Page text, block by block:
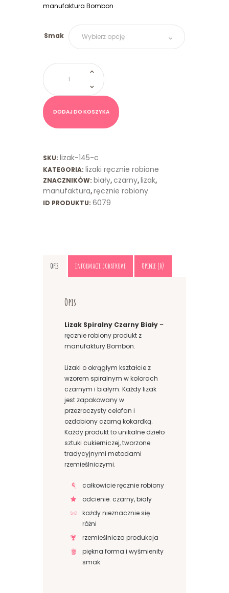
manufaktura Bombon
Smak
ilość
Lizak
Spiralny
Czarny
Biały
DODAJ DO KOSZYKA
SKU: lizak-145-c
KATEGORIA: lizaki ręcznie robione
ZNACZNIKÓW: biały,czarny,lizak,
manufaktura,ręcznie robiony
ID PRODUKTU: 6079
Opis Informacje dodatkowe Opinie (0)
Opis
Lizak Spiralny Czarny Biały –
ręcznie robiony produkt z
manufaktury Bombon.
Lizaki o okrągłym kształcie z
wzorem spiralnym w kolorach
czarnym i białym. Każdy lizak
jest zapakowany w
przezroczysty celofan i
ozdobiony czarną kokardką.
Każdy produkt to unikalne dzieło
sztuki cukierniczej, tworzone
tradycyjnymi metodami
rzemieślniczymi.
całkowicie ręcznie robiony
odcienie: czarny, biały
każdy nieznacznie się
różni
rzemieślnicza produkcja
piękna forma i wyśmienity
smak